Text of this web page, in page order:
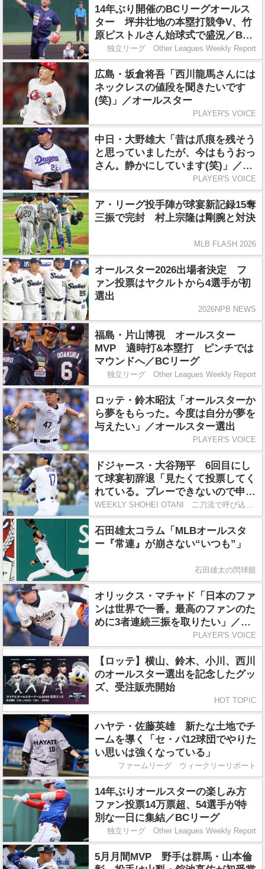
14年ぶり開催のBCリーグオールス
ター 坪井壮地の本塁打競争V、竹
原ピストルさん始球式で盛況／BC
リーグ
独立リーグ Other Leagues Weekly Report
広島・坂倉将吾「西川龍馬さんには
ネックレスの値段を聞きたいです
(笑)」／オールスター
PLAYER'S VOICE
中日・大野雄大「昔は爪痕を残そう
と思っていましたが、今はもうおっ
さん。静かにしています(笑)」／オ
PLAYER'S VOICE
ア・リーグ投手陣が球宴新記録15奪
三振で完封 村上宗隆は剛腕と対決
MLB FLASH 2026
オールスター2026出場者決定 フ
ァン投票はヤクルトから4選手が初
選出
2026NPB NEWS
福島・片山博視 オールスター
MVP 適時打&本塁打 ピンチでは
マウンドへ／BCリーグ
独立リーグ Other Leagues Weekly Report
ロッテ・鈴木昭汰「オールスターか
ら夢をもらった。今度は自分が夢を
与えたい」／オールスター選出
PLAYER'S VOICE
ドジャース・大谷翔平 6回目にし
て球宴初辞退「見たくて投票してく
れている。プレーできないので申し
訳なさがある」
WEEKLY SHOHEI OTANI 二刀流で呼び込む3連覇
石田雄太コラム「MLBオールスタ
ー『常連』が崩さない“いつも”」
石田雄太の閃球眼
オリックス・マチャド「日本のファ
ンは世界で一番。最高のファンのた
めに3者連続三振を取りたい」／オ
PLAYER'S VOICE
【ロッテ】横山、鈴木、小川、西川
のオールスター選出を記念したグッ
ズ、受注販売開始
HOT TOPIC
ハヤテ・佐藤英雄 新たな土地でチ
ームを導く「セ・パ12球団でやりた
い思いは強くなっている」
ファームリーグ ウィークリーリポート
14年ぶりオールスターの楽しみ方
ファン投票14万票超、54選手が特
別な一日に集結／BCリーグ
独立リーグ Other Leagues Weekly Report
5月月間MVP 野手は群馬・山本倫